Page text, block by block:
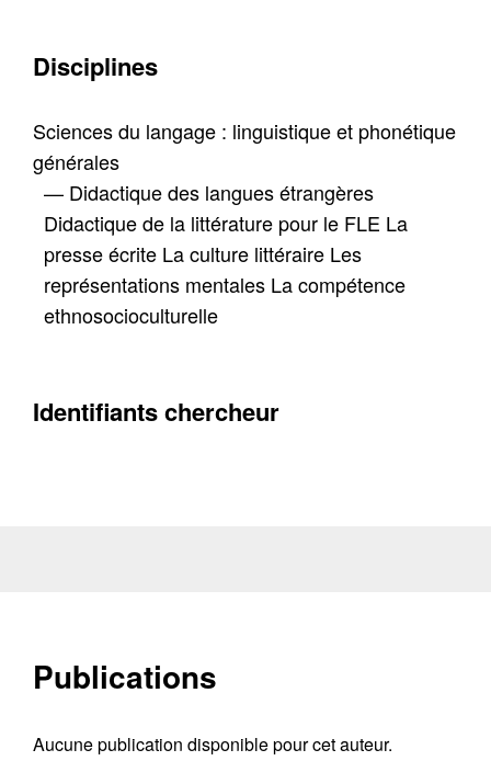
Disciplines
Sciences du langage : linguistique et phonétique
générales
— Didactique des langues étrangères
Didactique de la littérature pour le FLE La
presse écrite La culture littéraire Les
représentations mentales La compétence
ethnosocioculturelle
Identifiants chercheur
Publications
Aucune publication disponible pour cet auteur.